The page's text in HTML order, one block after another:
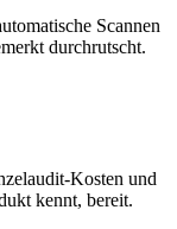
Scannen
durchrutscht.
Kosten und
kennt, bereit.